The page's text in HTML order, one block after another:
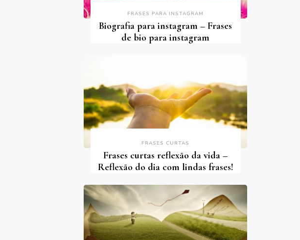
FRASES PARA INSTAGRAM
Biografia para instagram – Frases
de bio para instagram
FRASES CURTAS
Frases curtas reflexão da vida –
Reflexão do dia com lindas frases!